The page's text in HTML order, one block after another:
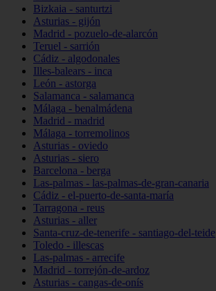
Bizkaia - santurtzi
Asturias - gijón
Madrid - pozuelo-de-alarcón
Teruel - sarrión
Cádiz - algodonales
Illes-balears - inca
León - astorga
Salamanca - salamanca
Málaga - benalmádena
Madrid - madrid
Málaga - torremolinos
Asturias - oviedo
Asturias - siero
Barcelona - berga
Las-palmas - las-palmas-de-gran-canaria
Cádiz - el-puerto-de-santa-maría
Tarragona - reus
Asturias - aller
Santa-cruz-de-tenerife - santiago-del-teide
Toledo - illescas
Las-palmas - arrecife
Madrid - torrejón-de-ardoz
Asturias - cangas-de-onís